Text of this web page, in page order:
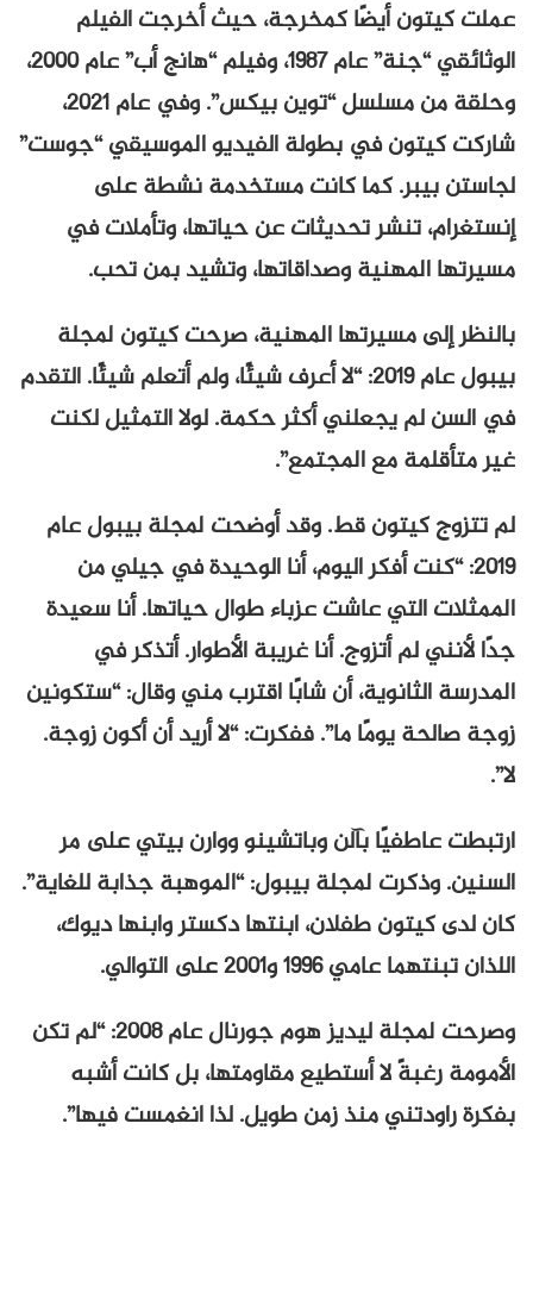
عملت كيتون أيضًا كمخرجة، حيث أخرجت الفيلم
الوثائقي “جنة” عام ١٩٨٧، وفيلم “هانج أب” عام ٢٠٠٠،
وحلقة من مسلسل “توين بيكس”. وفي عام ٢٠٢١،
شاركت كيتون في بطولة الفيديو الموسيقي “جوست”
لجاستن بيبر. كما كانت مستخدمة نشطة على
إنستغرام، تنشر تحديثات عن حياتها، وتأملات في
مسيرتها المهنية وصداقاتها، وتشيد بمن تحب.
بالنظر إلى مسيرتها المهنية، صرحت كيتون لمجلة
بيبول عام ٢٠١٩: “لا أعرف شيئًا، ولم أتعلم شيئًا. التقدم
في السن لم يجعلني أكثر حكمة. لولا التمثيل لكنت
غير متأقلمة مع المجتمع”.
لم تتزوج كيتون قط. وقد أوضحت لمجلة بيبول عام
٢٠١٩: “كنت أفكر اليوم، أنا الوحيدة في جيلي من
الممثلات التي عاشت عزباء طوال حياتها. أنا سعيدة
جدًا لأنني لم أتزوج. أنا غريبة الأطوار. أتذكر في
المدرسة الثانوية، أن شابًا اقترب مني وقال: “ستكونين
زوجة صالحة يومًا ما”. ففكرت: “لا أريد أن أكون زوجة.
لا”.
ارتبطت عاطفيًا بآلن وباتشينو ووارن بيتي على مر
السنين. وذكرت لمجلة بيبول: “الموهبة جذابة للغاية”.
كان لدى كيتون طفلان، ابنتها دكستر وابنها ديوك،
اللذان تبنتهما عامي ١٩٩٦ و٢٠٠١ على التوالي.
وصرحت لمجلة ليديز هوم جورنال عام ٢٠٠٨: “لم تكن
الأمومة رغبةً لا أستطيع مقاومتها، بل كانت أشبه
بفكرة راودتني منذ زمن طويل. لذا انغمست فيها”.